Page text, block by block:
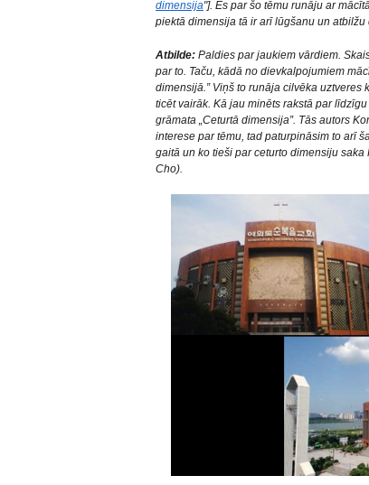
dimensija"]. Es par šo tēmu runāju ar
piektā dimensija tā ir arī lūgšanu un
Atbilde: Paldies par jaukiem vārdiem.
par to. Taču, kādā no dievkalpojumiem
dimensijā.” Viņš to runāja cilvēka
ticēt vairāk. Kā jau minēts rakstā par
grāmata „Ceturtā dimensija”. Tās autors
interese par tēmu, tad paturpināsim to arī
gaitā un ko tieši par ceturto dimensiju
Cho).